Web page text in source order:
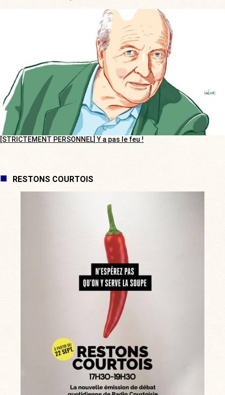
[STRICTEMENT PERSONNEL] Y a pas le feu !
RESTONS COURTOIS